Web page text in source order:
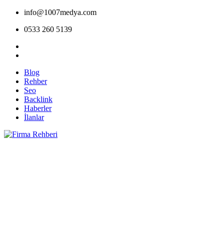
info@1007medya.com
0533 260 5139
Blog
Rehber
Seo
Backlink
Haberler
İlanlar